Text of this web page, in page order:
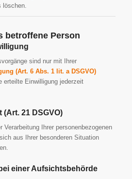
löschen.
betroffene Person
sind nur mit Ihrer
(Art. 6 Abs. 1 lit. a DSGVO)
erteilte Einwilligung jederzeit
21 DSGVO)
Verarbeitung Ihrer personenbezogenen
aus Ihrer besonderen Situation
einer Aufsichtsbehörde